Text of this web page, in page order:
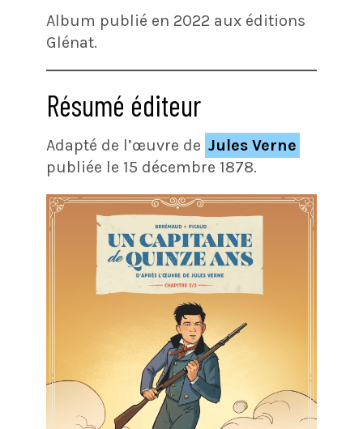
Album publié en 2022 aux éditions
Glénat.
Résumé éditeur
Adapté de l’œuvre de Jules Verne
publiée le 15 décembre 1878.